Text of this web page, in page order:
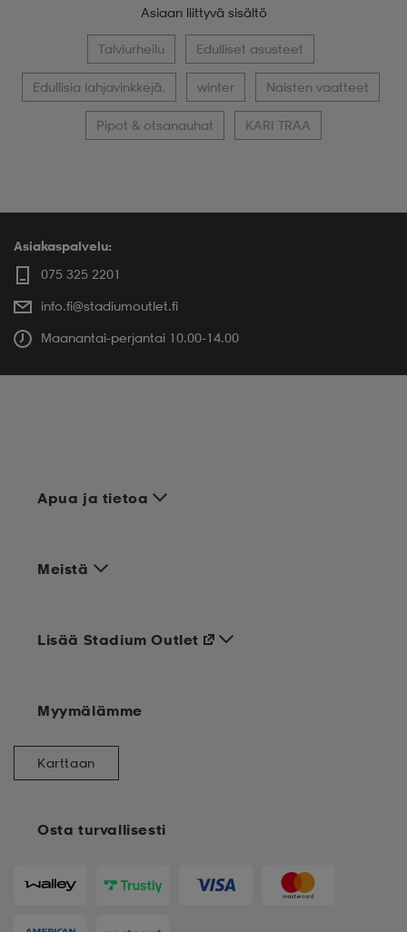
Asiaan liittyvä sisältö
Talviurheilu Edulliset asusteet
Edullisia lahjavinkkejä. winter Naisten vaatteet
Pipot & otsanauhat KARI TRAA
Asiakaspalvelu:
075 325 2201
info.fi@stadiumoutlet.fi
Maanantai-perjantai 10.00-14.00
Apua ja tietoa
Meistä
Osta turvallisesti
Lisää Stadium Outlet
Myymälämme
Karttaan